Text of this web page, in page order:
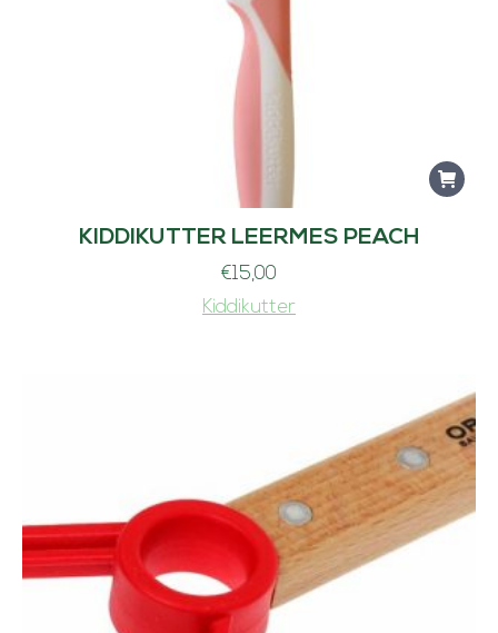
KIDDIKUTTER LEERMES PEACH
€15,00
Kiddikutter